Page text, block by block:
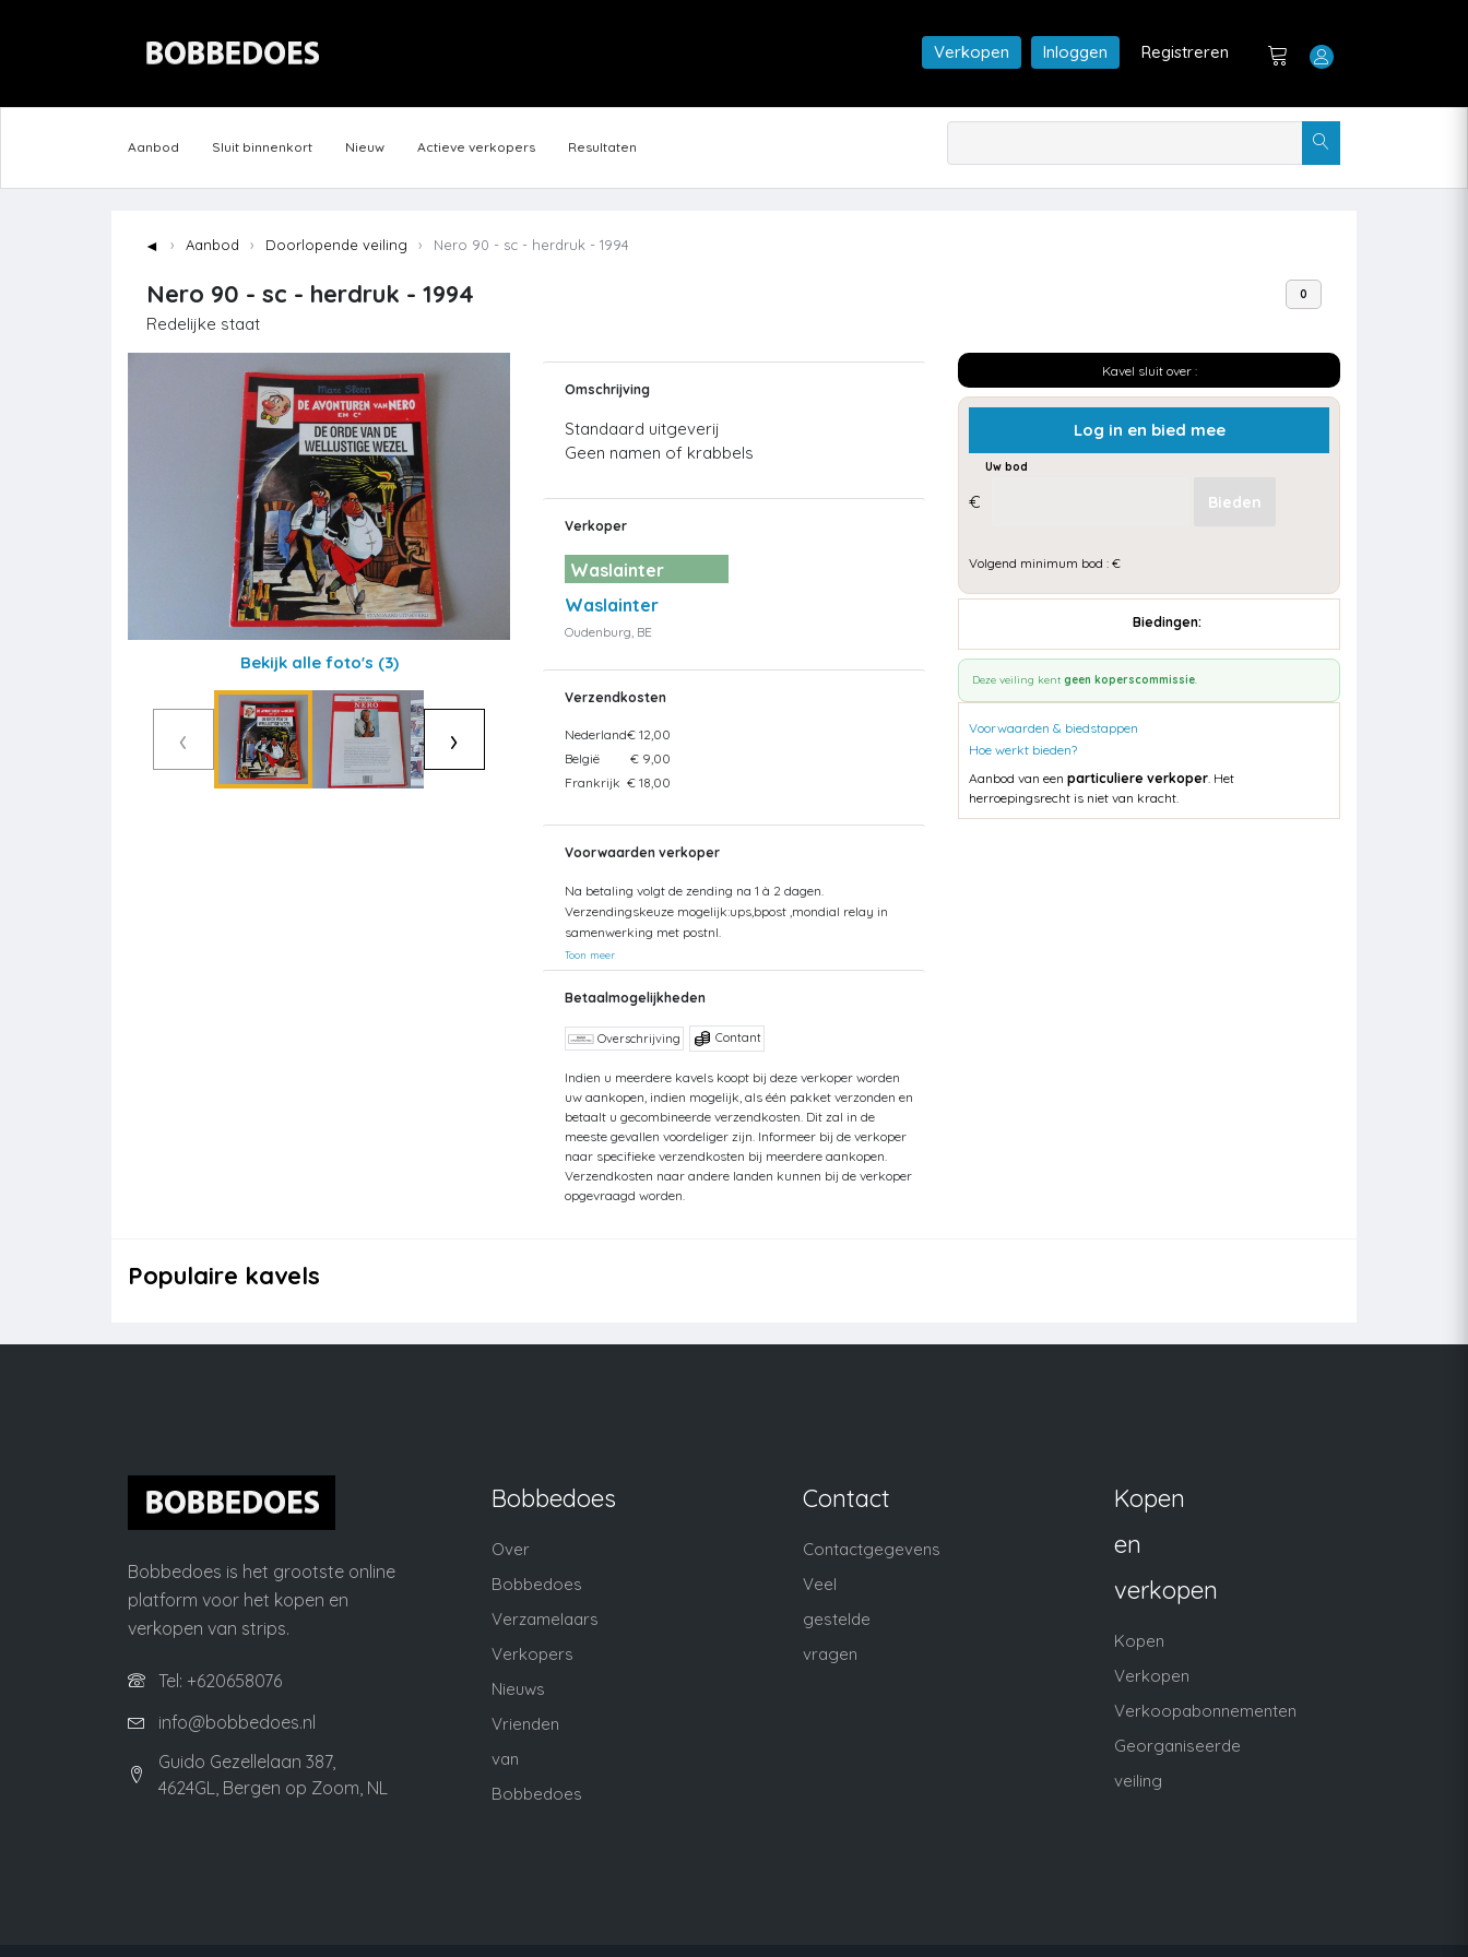
Verkopen Inloggen Registreren
Aanbod Sluit binnenkort Nieuw Actieve verkopers Resultaten
◄ Aanbod Doorlopende veiling Nero 90 - sc - herdruk - 1994
Nero 90 - sc - herdruk - 1994
Redelijke staat
0
Bekijk alle foto's (3)
‹ ›
Omschrijving
Standaard uitgeverij
Geen namen of krabbels
Verkoper
Waslainter
Waslainter
Oudenburg, BE
Verzendkosten
Nederland€ 12,00
België
€ 9,00
Frankrijk € 18,00
Voorwaarden verkoper
Na betaling volgt de zending na 1 à 2 dagen.
Verzendingskeuze mogelijk:ups,bpost ,mondial relay in
samenwerking met postnl.
Toon meer
Betaalmogelijkheden
Overschrijving Contant
Indien u meerdere kavels koopt bij deze verkoper worden
uw aankopen, indien mogelijk, als één pakket verzonden en
betaalt u gecombineerde verzendkosten. Dit zal in de
meeste gevallen voordeliger zijn. Informeer bij de verkoper
naar specifieke verzendkosten bij meerdere aankopen.
Verzendkosten naar andere landen kunnen bij de verkoper
opgevraagd worden.
Kavel sluit over :
Log in en bied mee
Uw bod
€
Volgend minimum bod : €
Biedingen:
Deze veiling kent geen koperscommissie.
Voorwaarden & biedstappen
Hoe werkt bieden?
Aanbod van een particuliere verkoper. Het
herroepingsrecht is niet van kracht.
Populaire kavels
Bobbedoes is het grootste online
platform voor het kopen en
verkopen van strips.
Tel: +620658076
info@bobbedoes.nl
Guido Gezellelaan 387,
4624GL, Bergen op Zoom, NL
Bobbedoes
Over
Bobbedoes
Verzamelaars
Verkopers
Nieuws
Vrienden
van
Bobbedoes
Contact
Contactgegevens
Veel
gestelde
vragen
Kopen
en
verkopen
Kopen
Verkopen
Verkoopabonnementen
Georganiseerde
veiling